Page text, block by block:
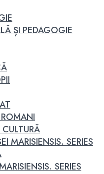
ȘI PEDAGOGIE
MARISIENSIS. SERIES
SERIES